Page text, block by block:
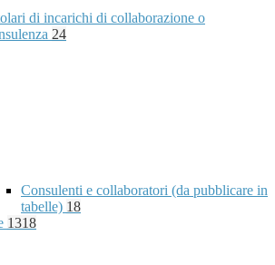
di incarichi di collaborazione o
24
Consulenti e collaboratori (da pubblicare in
tabelle) 18
1318